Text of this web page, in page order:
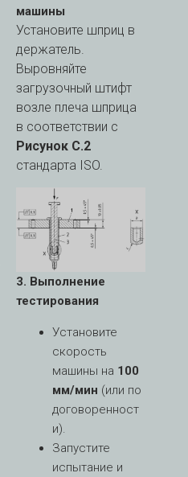
машины
Установите шприц в
держатель.
Выровняйте
загрузочный штифт
возле плеча шприца
в соответствии с
Рисунок C.2
стандарта ISO.
3. Выполнение
тестирования
Установите
скорость
машины на 100
мм/мин (или по
договоренност
и).
Запустите
испытание и